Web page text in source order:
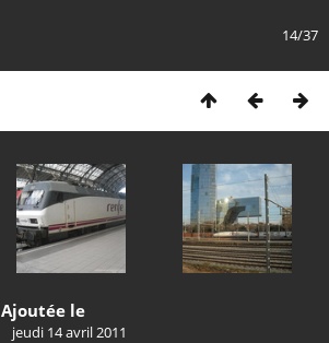
14/37
Ajoutée le
jeudi 14 avril 2011